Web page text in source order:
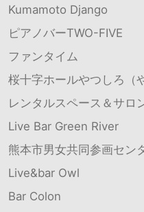
Kumamoto Django
ピアノバーTWO-FIVE
ファンタイム
桜十字ホールやつしろ（
レンタルスペース＆サロ
Live Bar Green River
熊本市男女共同参画セン
Live&bar Owl
Bar Colon